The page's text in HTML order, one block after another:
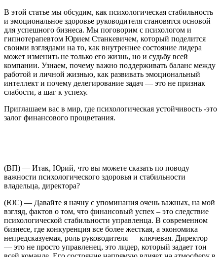
В этой статье мы обсудим, как психологическая стабильность
и эмоциональное здоровье руководителя становятся основой
для успешного бизнеса. Мы поговорим с психологом и
гипнотерапевтом Юрием Станкевичем, который поделится
своими взглядами на то, как внутреннее состояние лидера
может изменить не только его жизнь, но и судьбу всей
компании. Узнаем, почему важно поддерживать баланс между
работой и личной жизнью, как развивать эмоциональный
интеллект и почему делегирование задач — это не признак
слабости, а шаг к успеху.
Приглашаем вас в мир, где психологическая устойчивость -это
залог финансового процветания.
(ВП) — Итак, Юрий, что вы можете сказать по поводу
важности психологического здоровья и стабильности
владельца, директора?
(ЮС) — Давайте я начну с упоминания очень важных, на мой
взгляд, фактов о том, что финансовый успех – это следствие
психологической стабильности управленца. В современном
бизнесе, где конкуренция все более жесткая, а экономика
непредсказуемая, роль руководителя — ключевая. Директор
— это не просто управленец, это лидер, который задает тон